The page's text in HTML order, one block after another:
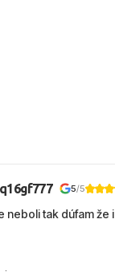
5/5
neboli tak dúfam že i